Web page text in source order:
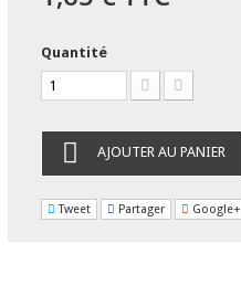
Quantité
AJOUTER AU PANIER
Tweet Partager Google+